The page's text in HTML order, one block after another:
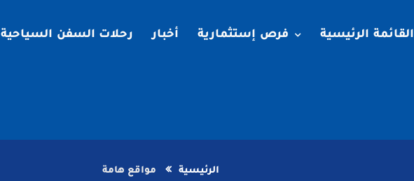
القائمة الرئيسية فرص إستثمارية أخبار رحلات السفن السياحية
الرئيسية مواقع هامة